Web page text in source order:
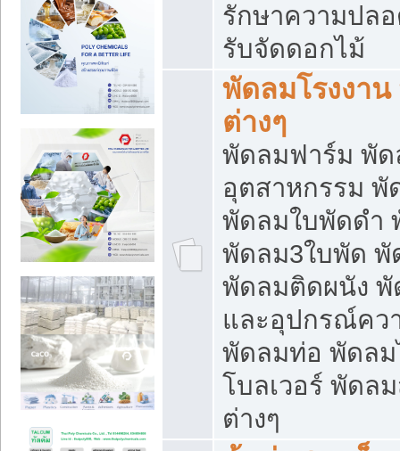
รักษาความปล
รับจัดดอกไม้
พัดลมโรงงา
ต่างๆ
พัดลมฟาร์ม พัด
อุตสาหกรรม
พัดลมใบพัดดำ
พัดลม3ใบพัด พั
พัดลมติดผนัง
และอุปกรณ์คว
พัดลมท่อ พัดลม
โบลเวอร์ พัดล
ต่างๆ